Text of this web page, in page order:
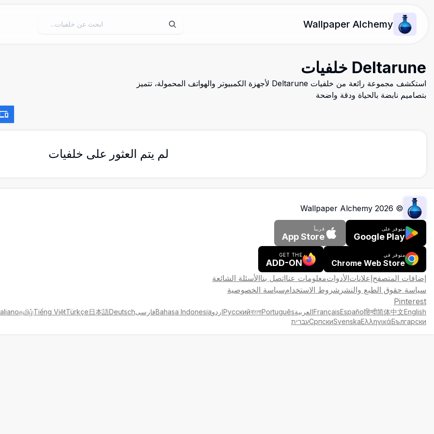
Wallpaper Alchemy
Deltarune خلفيات
استكشف مجموعة رائعة من خلفيات Deltarune لأجهزة الكمبيوتر والهواتف المحمولة، تتميز
بتصاميم نابضة بالحياة ودقة واضحة
لم يتم العثور على خلفيات
©
2026
Wallpaper Alchemy
متوفر على
Google Play
قريباً
App Store
متوفر في
Chrome Web Store
GET THE
ADD-ON
إضافات المتصفحإعلاناتالأدواتمعلومات عنااتصل بناالأسئلة الشائعة
سياسة حقوق الطبع والنشر شروط الاستخدامسياسة الخصوصية
Pinterest
English
简体中文
हिन्दी
Español
FrançaisالعربيةPortuguês
বাংলা
РусскийاردوBahasa IndonesiaفارسیDeutsch
日本語
Türkçe
Tiếng Việt
தமிழ்
Български
Ελληνικά
Svenska
Српскиעברית